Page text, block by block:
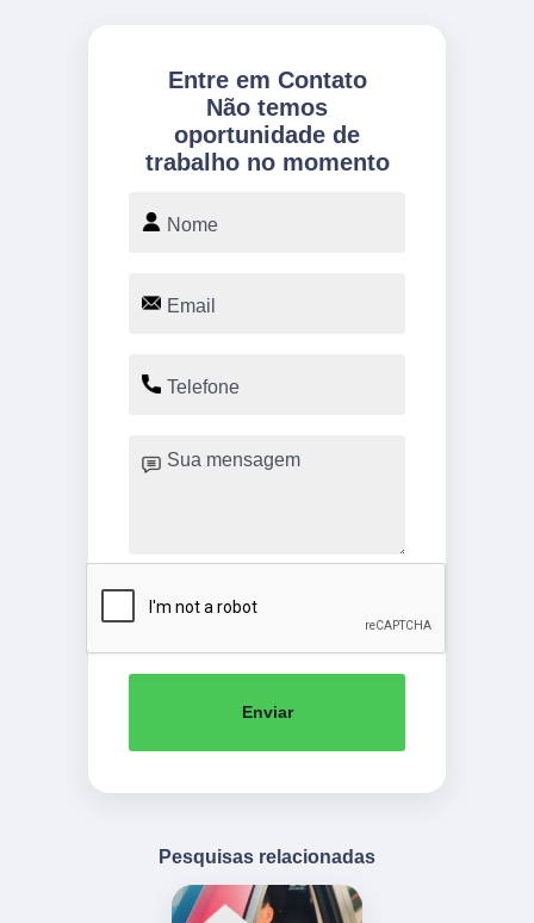
Entre em Contato
Não temos
oportunidade de
trabalho no momento
Enviar
Pesquisas relacionadas